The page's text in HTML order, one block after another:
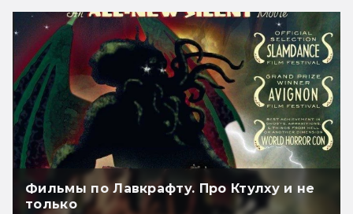
Фильмы по Лавкрафту. Про Ктулху и не
только